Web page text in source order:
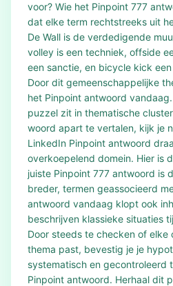
voor? Wie het Pinpoint 777
dat elke term rechtstreeks uit
De Wall is de verdedigende
volley is een techniek, offside
een sanctie, en bicycle kick
Door dit gemeenschappelijke
het Pinpoint antwoord
puzzel zit in thematische
woord apart te vertalen, kijk je
LinkedIn Pinpoint antwoord
overkoepelend domein. Hier is
juiste Pinpoint 777 antwoord is
breder, termen geassocieerd
antwoord vandaag klopt ook
beschrijven klassieke situaties
Door steeds te checken of elke
thema past, bevestig je je
systematisch en gecontroleerd
Pinpoint antwoord. Herhaal dit